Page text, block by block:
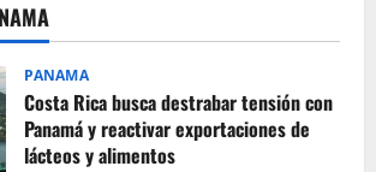
PANAMA
Costa Rica busca destrabar tensión con
Panamá y reactivar exportaciones de
lácteos y alimentos